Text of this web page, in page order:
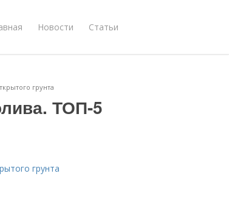
Новости Статьи
грунта
ТОП-5
грунта